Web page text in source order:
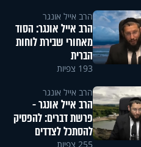
הרב אייל אונגר
הרב אייל אונגר: הסוד
מאחורי שבירת לוחות
הברית
193 צפיות
הרב אייל אונגר
הרב אייל אונגר -
פרשת דברים: להפסיק
להסתכל לצדדים
255 צפיות